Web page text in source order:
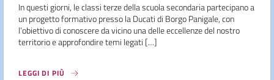
In questi giorni, le classi terze della scuola secondaria partecipano a
un progetto formativo presso la Ducati di Borgo Panigale, con
l’obiettivo di conoscere da vicino una delle eccellenze del nostro
territorio e approfondire temi legati […]
LEGGI DI PIÙ